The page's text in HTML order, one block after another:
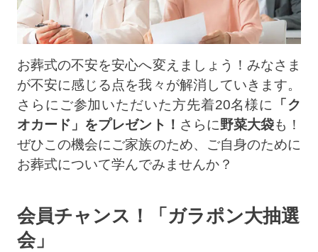
お葬式の不安を安心へ変えましょう！みなさま
が不安に感じる点を我々が解消していきます。
さらにご参加いただいた方先着20名様に
「ク
オカード」をプレゼント！ さらに野菜大袋も！
ぜひこの機会にご家族のため、ご自身のために
お葬式について学んでみませんか？
会員チャンス！「ガラポン大抽選
会」